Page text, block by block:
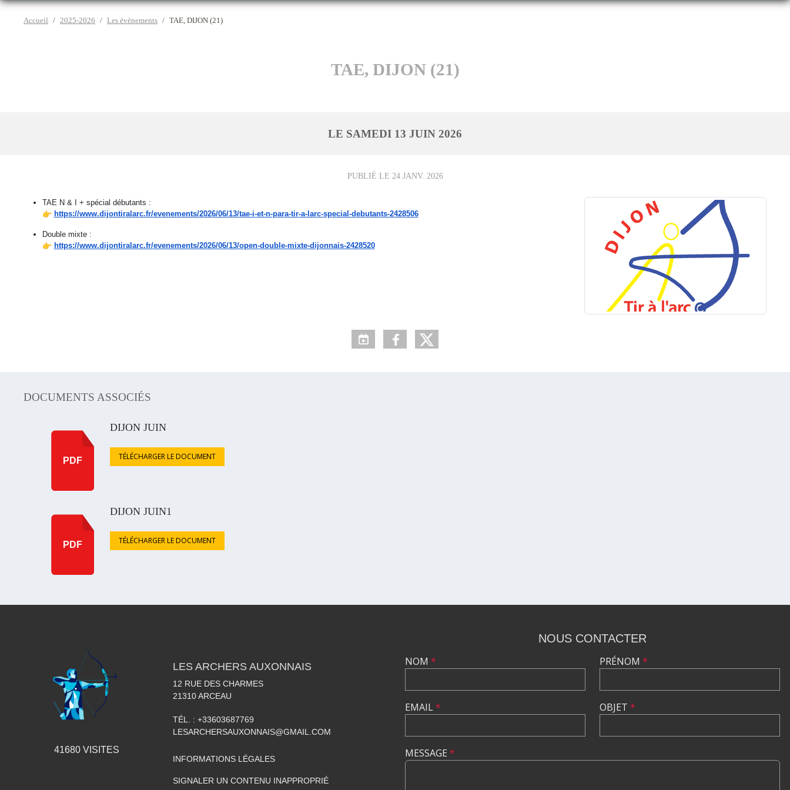
Accueil 2025-2026 Les évènements TAE, DIJON (21)
TAE, DIJON (21)
LE SAMEDI 13 JUIN 2026
PUBLIÉ LE 24 JANV. 2026
TAE N & I + spécial débutants :
https://www.dijontiralarc.fr/evenements/2026/06/13/tae-i-et-n-para-tir-a-larc-special-debutants-2428506
Double mixte :
https://www.dijontiralarc.fr/evenements/2026/06/13/open-double-mixte-dijonnais-2428520
DOCUMENTS ASSOCIÉS
PDF
DIJON JUIN
TÉLÉCHARGER LE DOCUMENT
PDF
DIJON JUIN1
TÉLÉCHARGER LE DOCUMENT
41680VISITES
LES ARCHERS AUXONNAIS
12 RUE DES CHARMES
21310ARCEAU
TÉL. : +33603687769
LESARCHERSAUXONNAIS@GMAIL.COM
INFORMATIONS LÉGALES
SIGNALER UN CONTENU INAPPROPRIÉ
NOUS CONTACTER
NOM *
EMAIL*
PRÉNOM *
OBJET *
MESSAGE *